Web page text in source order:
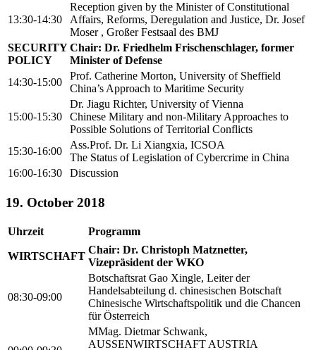
13:30-14:30
Reception given by the Minister of Constitutional
Affairs, Reforms, Deregulation and Justice, Dr. Josef
Moser , Großer Festsaal des BMJ
SECURITY
POLICY
Chair: Dr. Friedhelm Frischenschlager, former
Minister of Defense
14:30-15:00
Prof. Catherine Morton, University of Sheffield
China’s Approach to Maritime Security
15:00-15:30
Dr. Jiagu Richter, University of Vienna
Chinese Military and non-Military Approaches to
Possible Solutions of Territorial Conflicts
15:30-16:00
Ass.Prof. Dr. Li Xiangxia, ICSOA
The Status of Legislation of Cybercrime in China
16:00-16:30
Discussion
19. October 2018
Uhrzeit Programm
WIRTSCHAFT
Chair: Dr. Christoph Matznetter,
Vizepräsident der WKO
08:30-09:00
Botschaftsrat Gao Xingle, Leiter der
Handelsabteilung d. chinesischen Botschaft
Chinesische Wirtschaftspolitik und die Chancen
für Österreich
MMag. Dietmar Schwank,
AUSSENWIRTSCHAFT AUSTRIA